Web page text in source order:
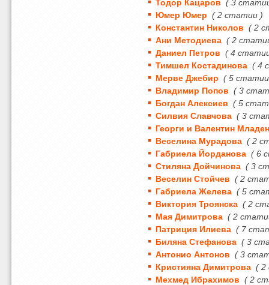
Тодор Кацаров ( 3
Юмер Юмер ( 2 статии )
Константин Николов ( 2
Ани Методиева ( 2
Даниел Петров ( 4
Тимшел Костадинова ( 4
Мерве Джебир ( 5
Владимир Попов ( 3
Богдан Алексиев ( 5
Силвия Славчова ( 3
Георги и Валентин
Веселина Мурадова ( 2
Габриела Йорданова ( 6
Стиляна Дойчинова ( 3
Веселин Стойчев ( 2
Габриела Желева ( 5
Виктория Троянска ( 2
Мая Димитрова ( 2
Патриция Илиева ( 7
Биляна Стефанова ( 3
Антонио Антонов ( 3
Кристияна Димитрова ( 2
Мехмед Ибрахимов ( 2